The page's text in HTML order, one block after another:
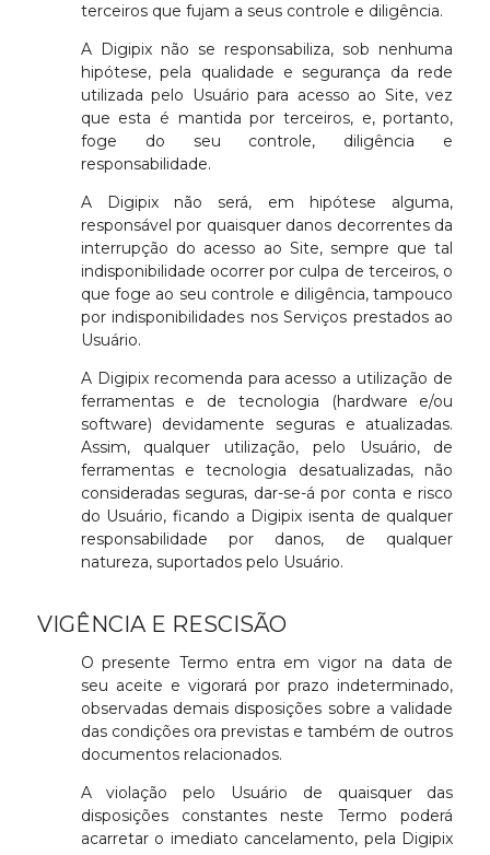
terceiros que fujam a seus controle e diligência.
A Digipix não se responsabiliza, sob nenhuma
hipótese, pela qualidade e segurança da rede
utilizada pelo Usuário para acesso ao Site, vez
que esta é mantida por terceiros, e, portanto,
foge do seu controle, diligência e
responsabilidade.
A Digipix não será, em hipótese alguma,
responsável por quaisquer danos decorrentes da
interrupção do acesso ao Site, sempre que tal
indisponibilidade ocorrer por culpa de terceiros, o
que foge ao seu controle e diligência, tampouco
por indisponibilidades nos Serviços prestados ao
Usuário.
A Digipix recomenda para acesso a utilização de
ferramentas e de tecnologia (hardware e/ou
software) devidamente seguras e atualizadas.
Assim, qualquer utilização, pelo Usuário, de
ferramentas e tecnologia desatualizadas, não
consideradas seguras, dar-se-á por conta e risco
do Usuário, ficando a Digipix isenta de qualquer
responsabilidade por danos, de qualquer
natureza, suportados pelo Usuário.
VIGÊNCIA E RESCISÃO
O presente Termo entra em vigor na data de
seu aceite e vigorará por prazo indeterminado,
observadas demais disposições sobre a validade
das condições ora previstas e também de outros
documentos relacionados.
A violação pelo Usuário de quaisquer das
disposições constantes neste Termo poderá
acarretar o imediato cancelamento, pela Digipix